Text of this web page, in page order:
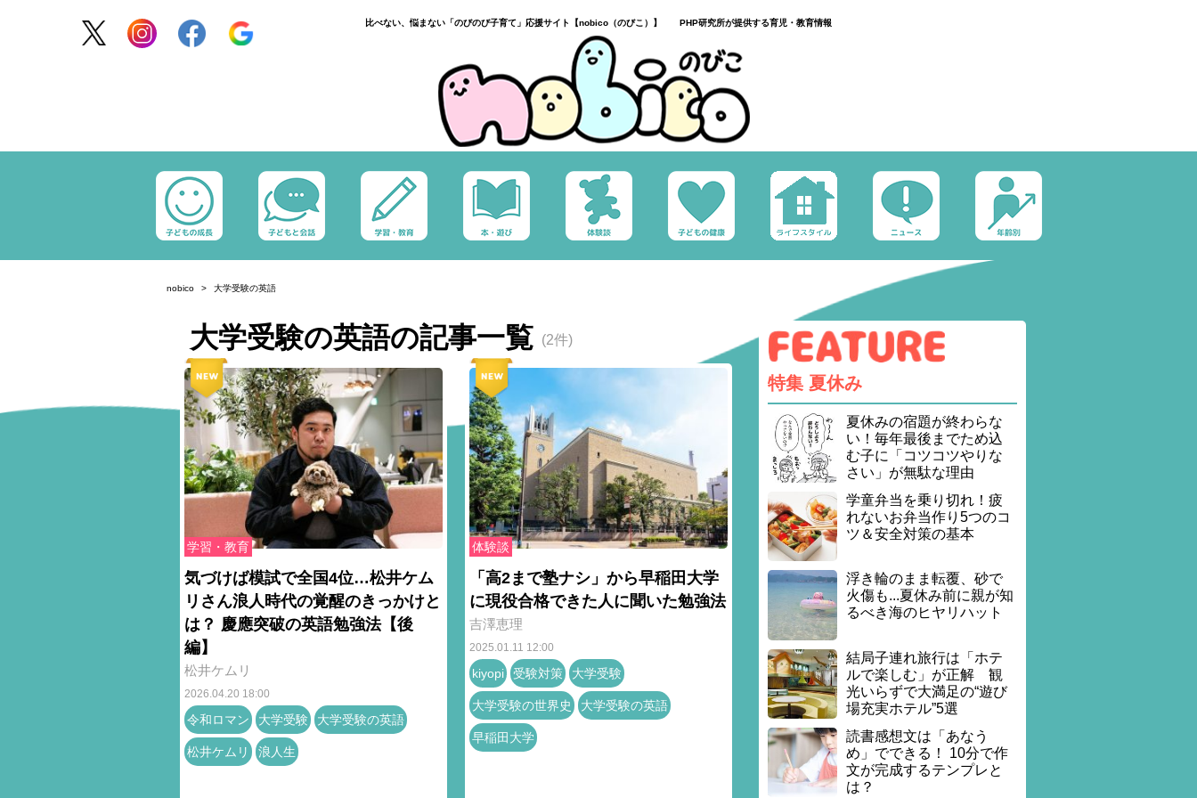
比べない、悩まない「のびのび子育て」応援サイト【nobico（のびこ）】 PHP研究所が提供する育児・教育情報
nobico 大学受験の英語
大学受験の英語の記事一覧 (2件)
学習・教育
気づけば模試で全国4位…松井ケム
リさん浪人時代の覚醒のきっかけと
は？ 慶應突破の英語勉強法【後
編】
松井ケムリ
2026.04.20 18:00
令和ロマン 大学受験 大学受験の英語
松井ケムリ 浪人生
体験談
「高2まで塾ナシ」から早稲田大学
に現役合格できた人に聞いた勉強法
吉澤恵理
2025.01.11 12:00
kiyopi 受験対策 大学受験
大学受験の世界史 大学受験の英語
早稲田大学
特集 夏休み
夏休みの宿題が終わらな
い！毎年最後までため込
む子に「コツコツやりな
さい」が無駄な理由
学童弁当を乗り切れ！疲
れないお弁当作り5つのコ
ツ＆安全対策の基本
浮き輪のまま転覆、砂で
火傷も...夏休み前に親が知
るべき海のヒヤリハット
結局子連れ旅行は「ホテ
ルで楽しむ」が正解 観
光いらずで大満足の“遊び
場充実ホテル”5選
読書感想文は「あなう
め」でできる！ 10分で作
文が完成するテンプレと
は？